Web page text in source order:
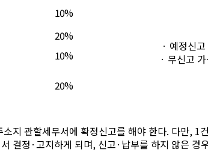
10%
· 예정신
· 무신고
20%
10%
20%
지 관할세무서에 확정신고를 해야 한다. 다만, 1
결정·고지하게 되며, 신고·납부를 하지 않은 경